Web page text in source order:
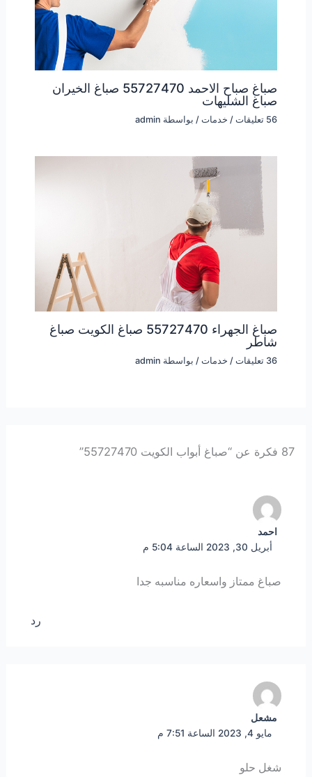
صباغ صباح الاحمد 55727470 صباغ الخيران
صباغ الشليهات
56 تعليقات / خدمات/ بواسطة admin
صباغ الجهراء 55727470 صباغ الكويت صباغ
شاطر
36 تعليقات / خدمات/ بواسطة admin
87 فكرة عن “صباغ أبواب الكويت 55727470”
احمد
أبريل 30, 2023 الساعة 5:04 م
صباغ ممتاز واسعاره مناسبه جدا
رد
مشعل
مايو 4, 2023 الساعة 7:51 م
شغل حلو